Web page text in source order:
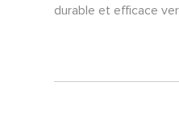
durable et efficace